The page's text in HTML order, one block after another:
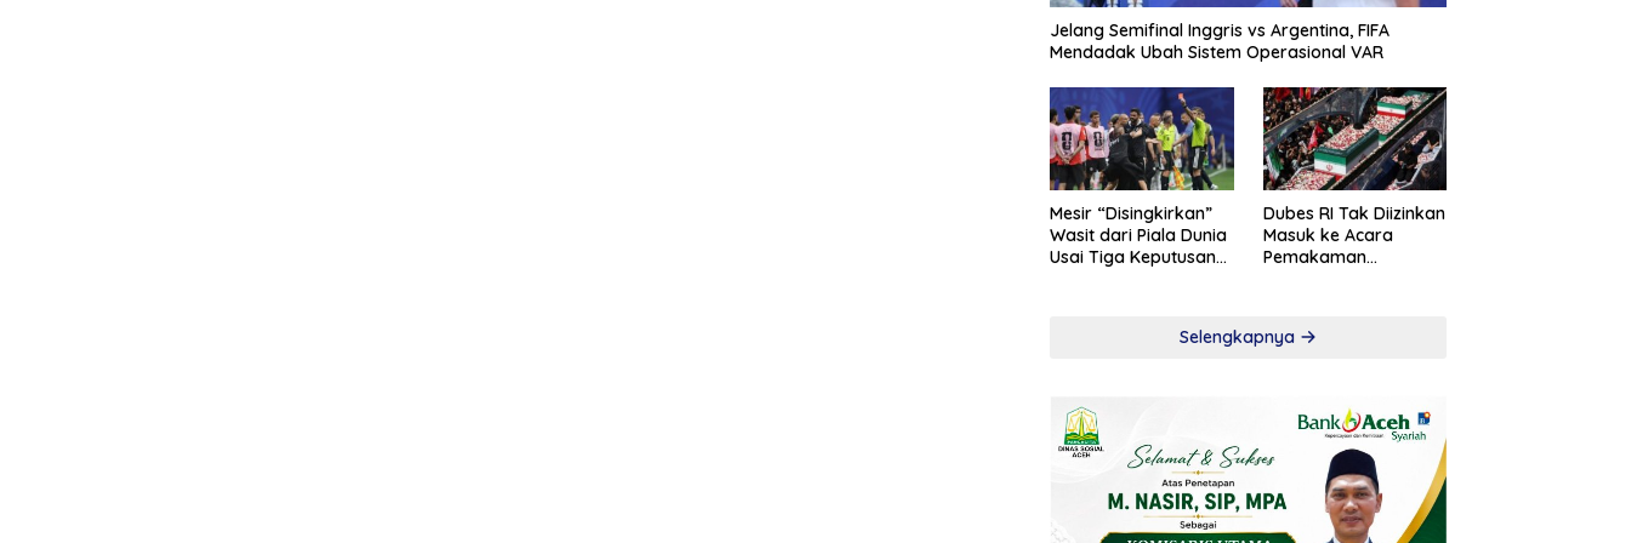
Jelang Semifinal Inggris vs Argentina, FIFA
Mendadak Ubah Sistem Operasional VAR
Mesir “Disingkirkan”
Wasit dari Piala Dunia
Usai Tiga Keputusan
Dubes RI Tak Diizinkan
Masuk ke Acara
Pemakaman
Selengkapnya